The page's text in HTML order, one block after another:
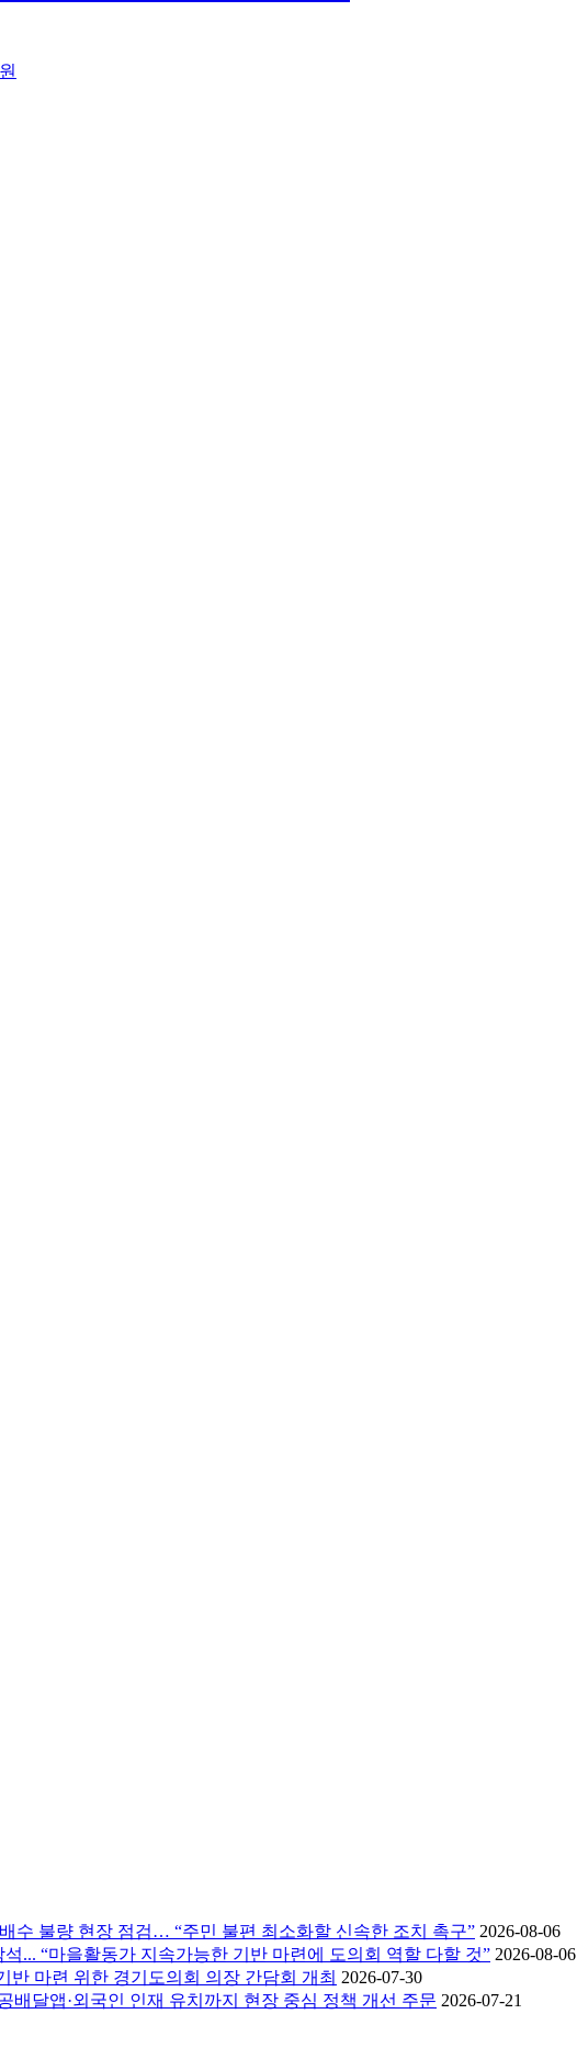
수 불량 현장 점검… “주민 불편 최소화할 신속한 조치 촉구” 2026-08-06
석... “마을활동가 지속가능한 기반 마련에 도의회 역할 다할 것” 2026-08-06
반 마련 위한 경기도의회 의장 간담회 개최 2026-07-30
배달앱·외국인 인재 유치까지 현장 중심 정책 개선 주문 2026-07-21